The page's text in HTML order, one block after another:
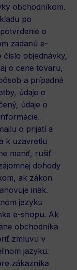
obchodníkom.
po
o
zadanú e-
číslo objednávky,
o cene tovaru,
a prípadné
údaje o
údaje o
o prijatí a
k uzavretiu
meniť, rušiť
dohody
ak zákon
inak.
jazyku
e-shopu. Ak
obchodníka
zmluvu v
jazyku.
zákazníka